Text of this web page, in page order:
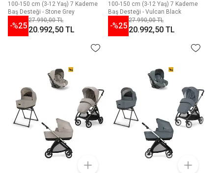
100-150 cm (3-12 Yaş) 7 Kademe
Baş Desteği - Stone Grey
-%25
27.990,00 TL
20.992,50 TL
100-150 cm (3-12 Yaş) 7 Kademe
Baş Desteği - Vulcan Black
-%25
27.990,00 TL
20.992,50 TL